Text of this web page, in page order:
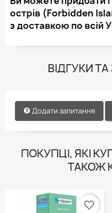
острів (Forbidden
з доставкою по всій
ВІДГУКИ
Додати запитання
ПОКУПЦІ, ЯКІ
ТАКОЖ
favorite_border